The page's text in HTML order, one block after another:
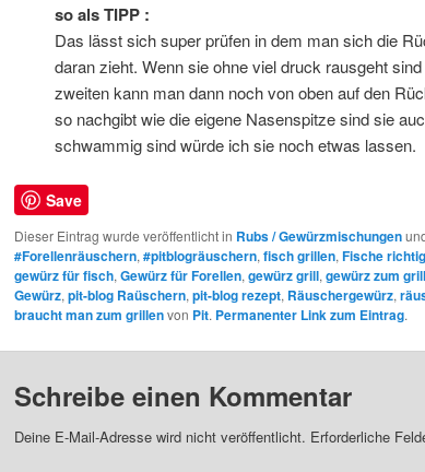
so als TIPP :
Das lässt sich super prüfen in dem man sich die
daran zieht. Wenn sie ohne viel druck rausgeht
zweiten kann man dann noch von oben auf den
so nachgibt wie die eigene Nasenspitze sind sie
schwammig sind würde ich sie noch etwas lassen.
Save
Dieser Eintrag wurde veröffentlicht in Rubs / Gewürzmischungen
#Forellenräuschern, #pitblogräuschern, fisch grillen, Fische
gewürz für fisch, Gewürz für Forellen, gewürz grill, gewürz zum
Gewürz, pit-blog Raüschern, pit-blog rezept, Räuschergewürz,
braucht man zum grillenvon Pit. Permanenter Link zum Eintrag.
Schreibe einen Kommentar
Deine E-Mail-Adresse wird nicht veröffentlicht. Erforderliche